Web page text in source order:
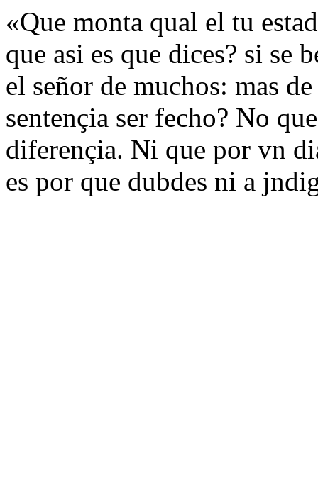
«Que monta qual el tu
que asi es que dices? si se
el señor de muchos: mas
sentençia ser fecho? No
diferençia. Ni que por vn
es por que dubdes ni a